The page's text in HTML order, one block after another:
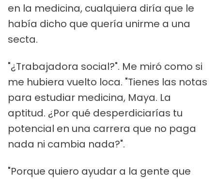
en la medicina, cualquiera diría que le
había dicho que quería unirme a una
secta.
"¿Trabajadora social?". Me miró como si
me hubiera vuelto loca. "Tienes las notas
para estudiar medicina, Maya. La
aptitud. ¿Por qué desperdiciarías tu
potencial en una carrera que no paga
nada ni cambia nada?".
"Porque quiero ayudar a la gente que